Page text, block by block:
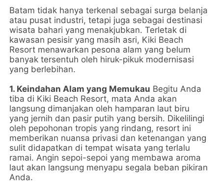
Batam tidak hanya terkenal sebagai surga belanja
atau pusat industri, tetapi juga sebagai destinasi
wisata bahari yang menakjubkan. Terletak di
kawasan pesisir yang masih asri, Kiki Beach
Resort menawarkan pesona alam yang belum
banyak tersentuh oleh hiruk-pikuk modernisasi
yang berlebihan.
1. Keindahan Alam yang Memukau Begitu Anda
tiba di Kiki Beach Resort, mata Anda akan
langsung dimanjakan oleh hamparan laut biru
yang jernih dan pasir putih yang bersih. Dikelilingi
oleh pepohonan tropis yang rindang, resort ini
memberikan nuansa privasi dan ketenangan yang
sulit didapatkan di tempat wisata yang terlalu
ramai. Angin sepoi-sepoi yang membawa aroma
laut akan langsung menyapu segala beban pikiran
Anda.